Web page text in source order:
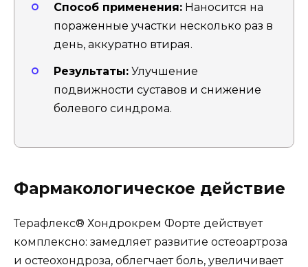
Способ применения: Наносится на
пораженные участки несколько раз в
день, аккуратно втирая.
Результаты: Улучшение
подвижности суставов и снижение
болевого синдрома.
Фармакологическое действие
Терафлекс® Хондрокрем Форте действует
комплексно: замедляет развитие остеоартроза
и остеохондроза, облегчает боль, увеличивает